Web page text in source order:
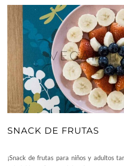
SNACK DE FRUTAS
¡Snack de frutas para niños y adultos